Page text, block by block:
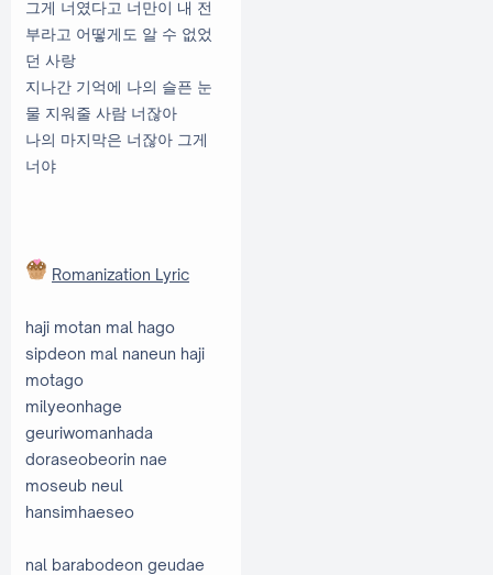
그게 너였다고 너만이 내 전
부라고 어떻게도 알 수 없었
던 사랑
지나간 기억에 나의 슬픈 눈
물 지워줄 사람 너잖아
나의 마지막은 너잖아 그게
너야
Romanization Lyric
haji motan mal hago
sipdeon mal naneun haji
motago
milyeonhage
geuriwomanhada
doraseobeorin nae
moseub neul
hansimhaeseo
nal barabodeon geudae